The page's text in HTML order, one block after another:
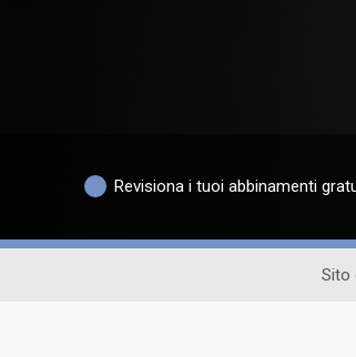
Revisiona i tuoi abbinamenti
Sito